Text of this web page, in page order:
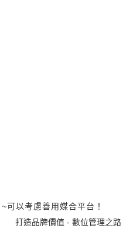
可以考慮善用媒合平台！
打造品牌價值 - 數位管理之路